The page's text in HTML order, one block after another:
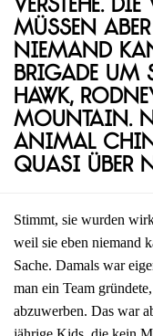
Verstehe.
müssen
Niemand
Brigade um
Hawk,
Mountain.
Animal
quasi über
Stimmt, sie wurden
weil sie eben niemand
Sache. Damals war
man ein Team
abzuwerben. Das war